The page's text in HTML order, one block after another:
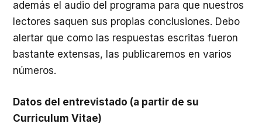
además el audio del programa para que nuestros
lectores saquen sus propias conclusiones. Debo
alertar que como las respuestas escritas fueron
bastante extensas, las publicaremos en varios
números.
Datos del entrevistado (a partir de su
Curriculum Vitae)